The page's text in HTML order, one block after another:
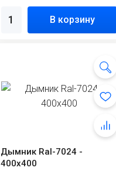
В корзину
Дымник Ral-7024 -
400х400